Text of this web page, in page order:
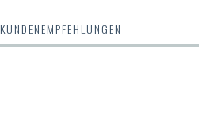
KUNDENEMPFEHLUNGEN